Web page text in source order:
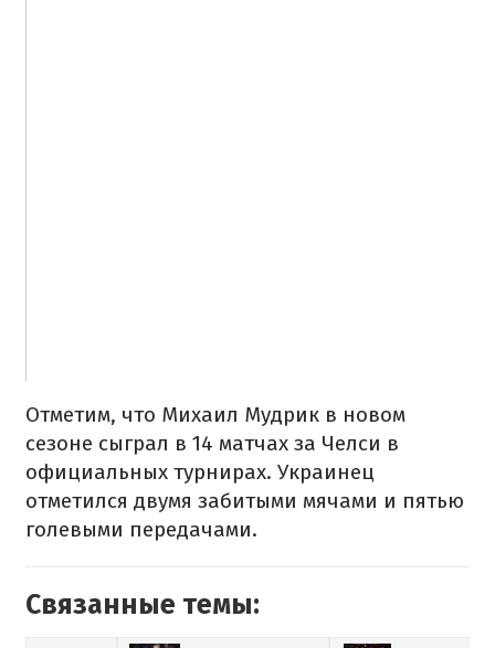
Отметим, что Михаил Мудрик в новом
сезоне сыграл в 14 матчах за Челси в
официальных турнирах. Украинец
отметился двумя забитыми мячами и пятью
голевыми передачами.
Связанные темы: